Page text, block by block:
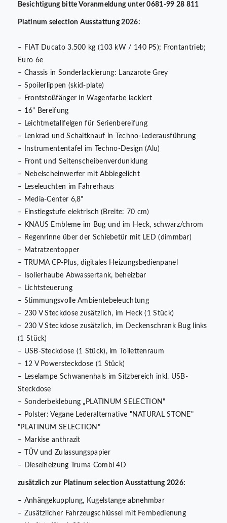
Besichtigung bitte Voranmeldung unter 0681-99 28 811
Platinum selection Ausstattung 2026:
– FIAT Ducato 3.500 kg (103 kW / 140 PS); Frontantrieb;
Euro 6e
– Chassis in Sonderlackierung: Lanzarote Grey
– Spoilerlippen (skid-plate)
– Frontstoßfänger in Wagenfarbe lackiert
– 16" Bereifung
– Leichtmetallfelgen für Serienbereifung
– Lenkrad und Schaltknauf in Techno-Lederausführung
– Instrumententafel im Techno-Design (Alu)
– Front und Seitenscheibenverdunklung
– Nebelscheinwerfer mit Abbiegelicht
– Leseleuchten im Fahrerhaus
– Media-Center 6,8"
– Einstiegstufe elektrisch (Breite: 70 cm)
– KNAUS Embleme im Bug und im Heck, schwarz/chrom
– Regenrinne über der Schiebetür mit LED (dimmbar)
– Matratzentopper
– TRUMA CP-Plus, digitales Heizungsbedienpanel
– Isolierhaube Abwassertank, beheizbar
– Lichtsteuerung
– Stimmungsvolle Ambientebeleuchtung
– 230 V Steckdose zusätzlich, im Heck (1 Stück)
– 230 V Steckdose zusätzlich, im Deckenschrank Bug links
(1 Stück)
– USB-Steckdose (1 Stück), im Toilettenraum
– 12 V Powersteckdose (1 Stück)
– Leselampe Schwanenhals im Sitzbereich inkl. USB-
Steckdose
– Sonderbeklebung „PLATINUM SELECTION"
– Polster: Vegane Lederalternative "NATURAL STONE"
"PLATINUM SELECTION"
– Markise anthrazit
– TÜV und Zulassungspapier
– Dieselheizung Truma Combi 4D
zusätzlich zur Platinum selection Ausstattung 2026:
– Anhängekupplung, Kugelstange abnehmbar
– Zusätzlicher Fahrzeugschlüssel mit Fernbedienung